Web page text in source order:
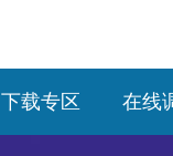
下载专区 在线